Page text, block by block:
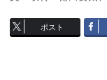
ポスト